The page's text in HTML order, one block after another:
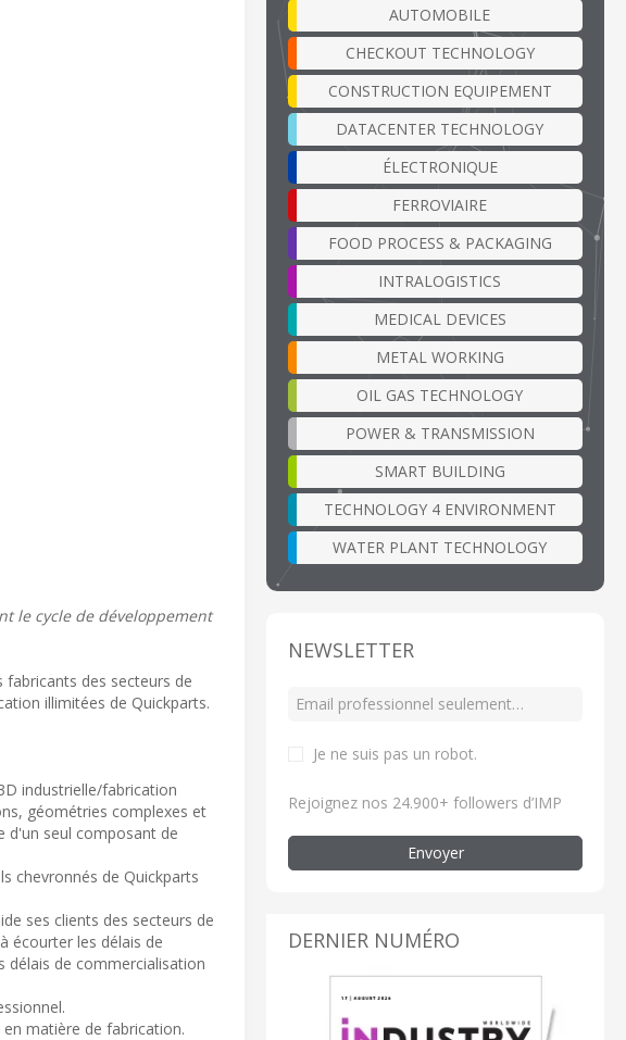
le cycle de développement
des secteurs de
illimitées de Quickparts.
industrielle/fabrication
géométries complexes et
d'un seul composant de
chevronnés de Quickparts
ses clients des secteurs de
écourter les délais de
délais de commercialisation
matière de fabrication.
AUTOMOBILE
CHECKOUT TECHNOLOGY
CONSTRUCTION EQUIPEMENT
DATACENTER TECHNOLOGY
ÉLECTRONIQUE
FERROVIAIRE
FOOD PROCESS & PACKAGING
INTRALOGISTICS
MEDICAL DEVICES
METAL WORKING
OIL GAS TECHNOLOGY
POWER & TRANSMISSION
SMART BUILDING
TECHNOLOGY 4 ENVIRONMENT
WATER PLANT TECHNOLOGY
NEWSLETTER
Je ne suis pas un robot.
Rejoignez nos 24.900+ followers d’IMP
Envoyer
DERNIER NUMÉRO